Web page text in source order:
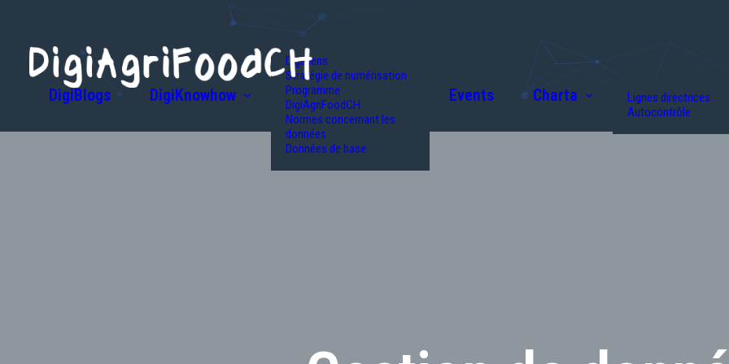
DigiBlogs DigiKnowhow
DigiLiens
Stratégie de numérisation
Programme
DigiAgriFoodCH
Normes concernant les
données
Données de base
Events Charta
Lignes directrices
Autocontrôle